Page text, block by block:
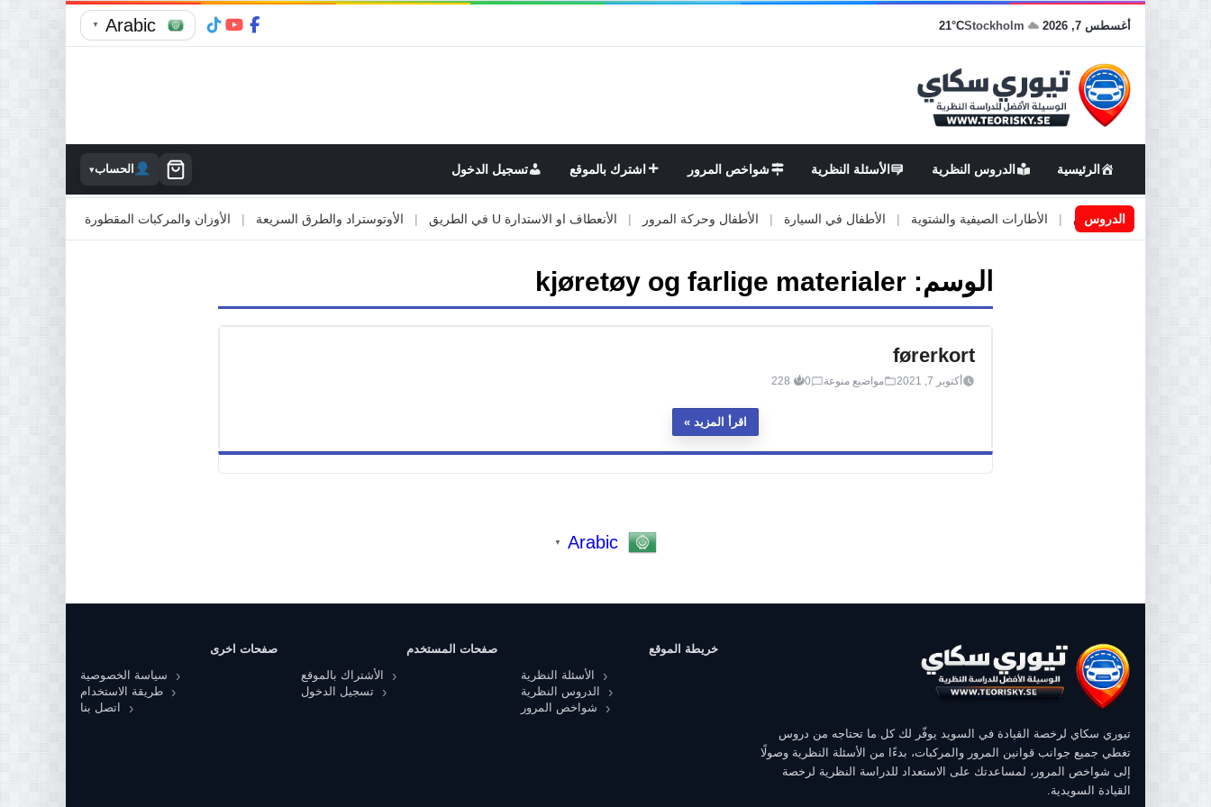
أغسطس 7, 2026 Stockholm
21°C
Arabic
▼
الرئيسية الدروس النظرية الأسئلة النظرية شواخص المرور اشترك بالموقع تسجيل الدخول الحساب▾
الدروس
اعمال او صيانة الطرق الأطارات الصيفية والشتوية | الأطفال في السيارة | الأطفال وحركة المرور | الأنعطاف او الاستدارة U في الطريق | الأوتوستراد والطرق السريعة | الأوزان والمركبات المقطورة |
الوسم: kjøretøy og farlige materialer
førerkort
أكتوبر 7, 2021 مواضيع منوعة 0
228
اقرأ المزيد
Arabic
▼
تيوري سكاي لرخصة القيادة في السويد يوفّر لك كل ما تحتاجه من دروس
تغطي جميع جوانب قوانين المرور والمركبات، بدءًا من الأسئلة النظرية وصولًا
إلى شواخص المرور، لمساعدتك على الاستعداد للدراسة النظرية لرخصة
القيادة السويدية.
خريطة الموقع
الأسئلة النظرية
الدروس النظرية
شواخص المرور
صفحات المستخدم
الأشتراك بالموقع
تسجيل الدخول
صفحات اخرى
سياسة الخصوصية
طريقة الاستخدام
اتصل بنا